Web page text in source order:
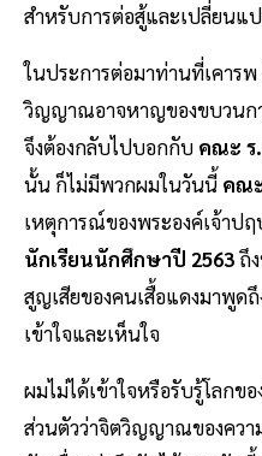
สำหรับการต่อสู้และเปลี่ยนแ
ในประการต่อมาท่านที่เคาร
วิญญาณอาจหาญของขบวนก
จึงต้องกลับไปบอกกับ คณะ ร
นั้น ก็ไม่มีพวกผมในวันนี้ คณ
เหตุการณ์ของพระองค์เจ้าป
นักเรียนนักศึกษาปี 2563ถึ
สูญเสียของคนเสื้อแดงมาพูด
เข้าใจและเห็นใจ
ผมไม่ได้เข้าใจหรือรับรู้โลก
ส่วนตัวว่าจิตวิญญาณของคว